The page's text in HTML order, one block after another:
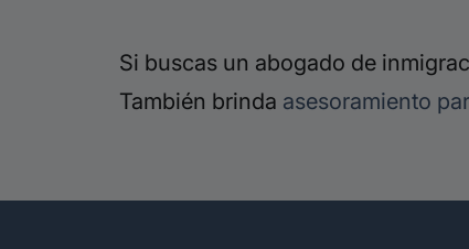
Si buscas un abogado de
También brinda asesoramiento